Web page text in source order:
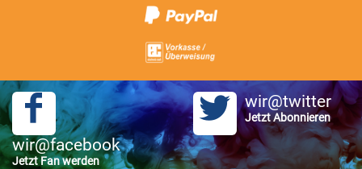
wir@facebook
Jetzt Fan werden
wir@twitter
Jetzt Abonnieren